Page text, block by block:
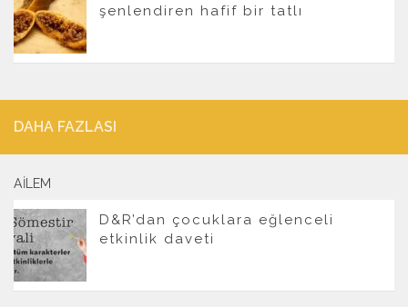
şenlendiren hafif bir tatlı
DAHA FAZLASI
AILEM
D&R’dan çocuklara eğlenceli
etkinlik daveti